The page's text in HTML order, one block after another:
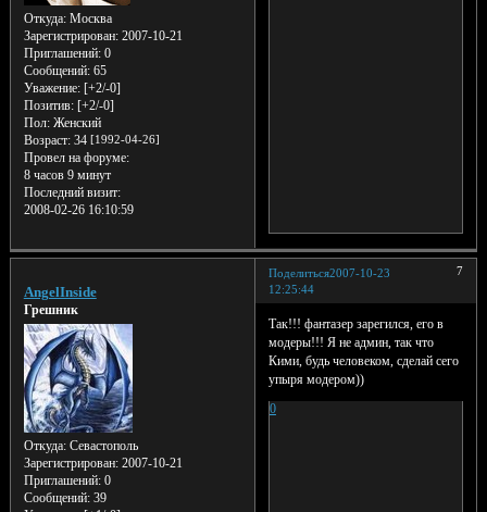
Откуда:Москва
Зарегистрирован: 2007-10-21
Приглашений:0
Сообщений:65
Уважение: [+2/-0]
Позитив: [+2/-0]
Пол:Женский
Возраст:34 [1992-04-26]
Провел на форуме:
8 часов 9 минут
Последний визит:
2008-02-26 16:10:59
Поделиться 7
2007-10-23
12:25:44
AngelInside
Грешник
Откуда:Севастополь
Зарегистрирован: 2007-10-21
Приглашений:0
Сообщений:39
Так!!! фантазер зарегился, его в
модеры!!! Я не админ, так что
Кими, будь человеком, сделай сего
упыря модером))
0